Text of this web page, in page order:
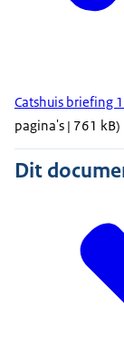
Catshuis briefing
pagina's | 761 kB)
Dit